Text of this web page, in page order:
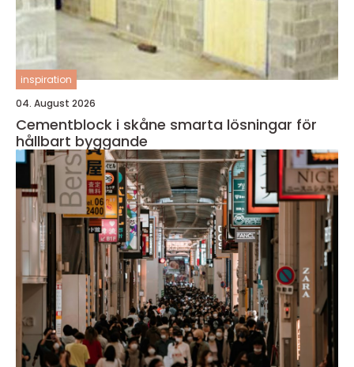
inspiration
04. August 2026
Cementblock i skåne smarta lösningar för
hållbart byggande